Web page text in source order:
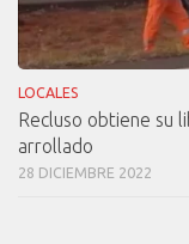
LOCALES
Recluso obtiene su
arrollado
28 DICIEMBRE 2022